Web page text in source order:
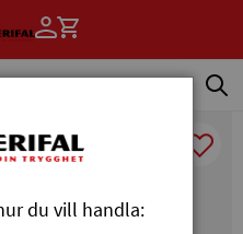
du vill handla: